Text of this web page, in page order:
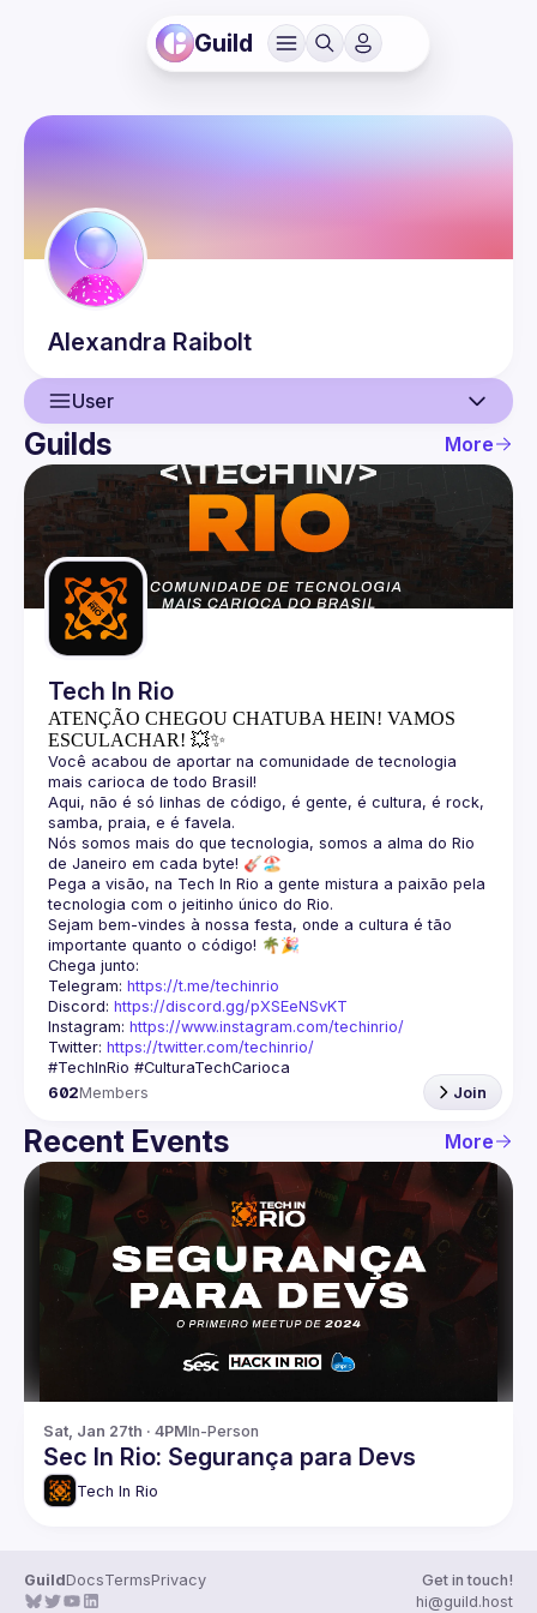
Guild
Alexandra Raibolt
User
User
Events
Guilds
Guilds More
Tech In Rio
ATENÇÃO CHEGOU CHATUBA HEIN! VAMOS
ESCULACHAR! 💥✨
Você acabou de aportar na comunidade de tecnologia
Aqui, não é só linhas de código, é gente, é cultura, é rock,
Nós somos mais do que tecnologia, somos a alma do Rio
Pega a visão, na Tech In Rio a gente mistura a paixão pela
Sejam bem-vindes à nossa festa, onde a cultura é tão
Telegram: https://t.me/techinrio
Discord: https://discord.gg/pXSEeNSvKT
Instagram: https://www.instagram.com/techinrio/
Twitter: https://twitter.com/techinrio/
602Members Join
Recent Events More
Sat, Jan 27th · 4PMIn-Person
Sec In Rio: Segurança para Devs
Tech In Rio
GuildDocsTermsPrivacy
Get in touch!
hi@guild.host